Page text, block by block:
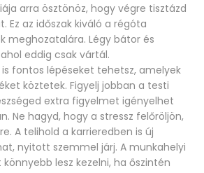
arra ösztönöz, hogy végre tisztázd
Ez az időszak kiváló a régóta
meghozatalára. Légy bátor és
eddig csak vártál.
fontos lépéseket tehetsz, amelyek
köztetek. Figyelj jobban a testi
extra figyelmet igényelhet
Ne hagyd, hogy a stressz felőröljön,
A telihold a karrieredben is új
nyitott szemmel járj. A munkahelyi
lesz kezelni, ha őszintén